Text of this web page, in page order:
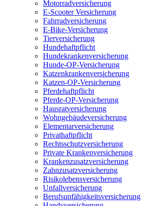
Motorradversicherung
E-Scooter Versicherung
Fahrradversicherung
E-Bike-Versicherung
Tierversicherung
Hundehaftpflicht
Hundekrankenversicherung
Hunde-OP-Versicherung
Katzenkrankenversicherung
Katzen-OP-Versicherung
Pferdehaftpflicht
Pferde-OP-Versicherung
Hausratversicherung
Wohngebäudeversicherung
Elementarversicherung
Privathaftpflicht
Rechtsschutzversicherung
Private Krankenversicherung
Krankenzusatzversicherung
Zahnzusatzversicherung
Risikolebensversicherung
Unfallversicherung
Berufsunfähigkeitsversicherung